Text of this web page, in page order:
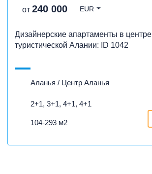
от 240 000 EUR
Дизайнерские апартаменты в центре
туристической Алании: ID 1042
Аланья / Центр Аланья
2+1, 3+1, 4+1, 4+1
104-293 м2